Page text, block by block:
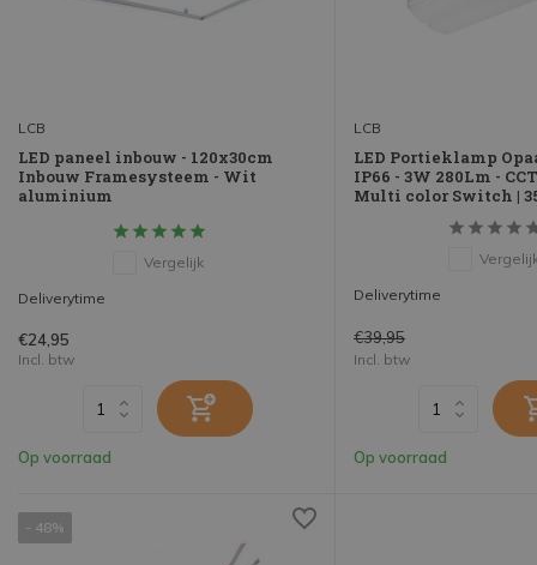
LCB
LED paneel inbouw - 120x30cm
Inbouw Framesysteem - Wit
aluminium
Vergelijk
Deliverytime
€24,95
Incl. btw
Op voorraad
LCB
LED Portieklamp
IP66 - 3W 280Lm -
Multi color Switch |
Deliverytime
€39,95
Incl. btw
Op voorraad
- 48%